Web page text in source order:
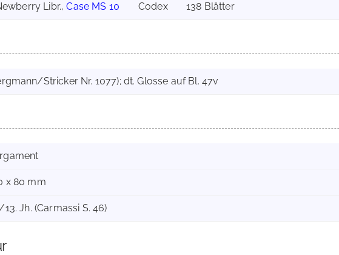
Libr.,Case MS 10 Codex 138 Blätter
Stricker Nr. 1077); dt. Glosse auf Bl. 47v
x 80 mm
13. Jh. (Carmassi S. 46)